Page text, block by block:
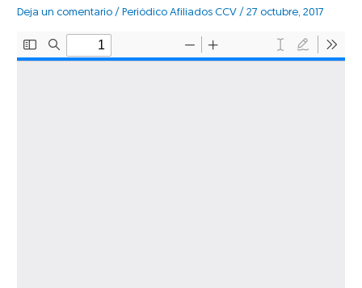
Deja un comentario / Periódico Afiliados CCV /27 octubre, 2017